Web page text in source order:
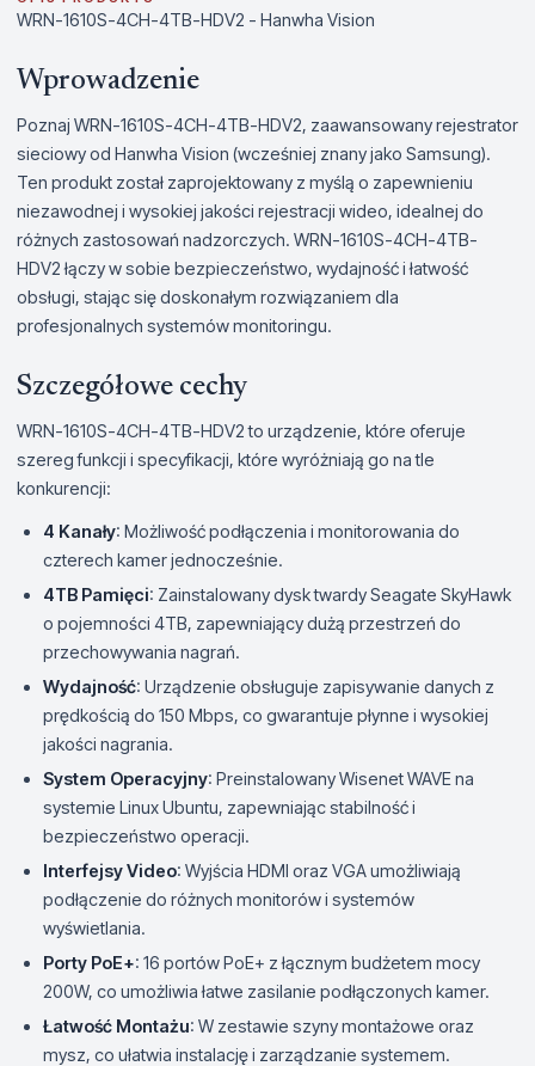
WRN-1610S-4CH-4TB-HDV2 - Hanwha Vision
Wprowadzenie
Poznaj WRN-1610S-4CH-4TB-HDV2, zaawansowany rejestrator
sieciowy od Hanwha Vision (wcześniej znany jako Samsung).
Ten produkt został zaprojektowany z myślą o zapewnieniu
niezawodnej i wysokiej jakości rejestracji wideo, idealnej do
różnych zastosowań nadzorczych. WRN-1610S-4CH-4TB-
HDV2 łączy w sobie bezpieczeństwo, wydajność i łatwość
obsługi, stając się doskonałym rozwiązaniem dla
profesjonalnych systemów monitoringu.
Szczegółowe cechy
WRN-1610S-4CH-4TB-HDV2 to urządzenie, które oferuje
szereg funkcji i specyfikacji, które wyróżniają go na tle
konkurencji:
4 Kanały: Możliwość podłączenia i monitorowania do
czterech kamer jednocześnie.
4TB Pamięci: Zainstalowany dysk twardy Seagate SkyHawk
o pojemności 4TB, zapewniający dużą przestrzeń do
przechowywania nagrań.
Wydajność: Urządzenie obsługuje zapisywanie danych z
prędkością do 150 Mbps, co gwarantuje płynne i wysokiej
jakości nagrania.
System Operacyjny: Preinstalowany Wisenet WAVE na
systemie Linux Ubuntu, zapewniając stabilność i
bezpieczeństwo operacji.
Interfejsy Video: Wyjścia HDMI oraz VGA umożliwiają
podłączenie do różnych monitorów i systemów
wyświetlania.
Porty PoE+: 16 portów PoE+ z łącznym budżetem mocy
200W, co umożliwia łatwe zasilanie podłączonych kamer.
Łatwość Montażu: W zestawie szyny montażowe oraz
mysz, co ułatwia instalację i zarządzanie systemem.